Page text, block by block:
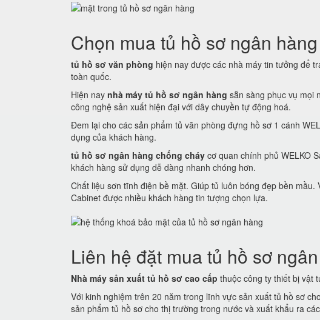
Chọn mua tủ hồ sơ ngân
tủ hồ sơ văn phòng hiện nay được các nhà máy tin tưởng để
toàn quốc.
Hiện nay nhà máy tủ hồ sơ ngân hàng sẵn sàng phục vụ mọi
công nghệ sản xuất hiện đại với dây chuyền tự động hoá.
Đem lại cho các sản phẩm tủ văn phòng đựng hồ sơ 1 cánh
dụng của khách hàng.
tủ hồ sơ ngân hàng chống cháy cơ quan chính phủ WELKO
khách hàng sử dụng dễ dàng nhanh chóng hơn.
Chất liệu sơn tĩnh điện bề mặt. Giúp tủ luôn bóng đẹp bền
Cabinet được nhiều khách hàng tin tượng chọn lựa.
Liên hệ đặt mua tủ hồ sơ
Nhà máy sản xuất tủ hồ sơ cao cấp thuộc công ty thiết bị vật
Với kinh nghiệm trên 20 năm trong lĩnh vực sản xuất tủ hồ sơ
sản phẩm tủ hồ sơ cho thị trường trong nước và xuất khẩu ra